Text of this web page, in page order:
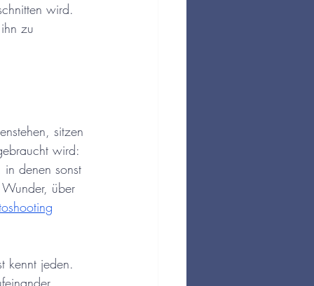
wird.
zu
sitzen
wird:
denen sonst
über
kennt jeden.